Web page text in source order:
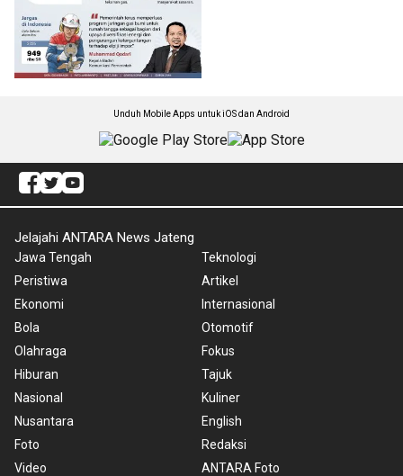
Unduh Mobile Apps untuk iOS dan Android
Jelajahi ANTARA News Jateng
Jawa Tengah
Peristiwa
Ekonomi
Bola
Olahraga
Hiburan
Nasional
Nusantara
Foto
Video
Teknologi
Artikel
Internasional
Otomotif
Fokus
Tajuk
Kuliner
English
Redaksi
ANTARA Foto